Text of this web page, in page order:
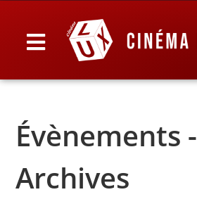
Évènements -
Archives